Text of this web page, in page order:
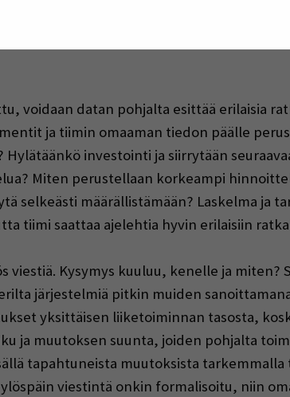
voidaan datan pohjalta esittää erilaisia
ja tiimin omaaman tiedon päälle
investointi ja siirrytään
Miten perustellaan korkeampi
selkeästi määrällistämään? Laskelma ja
tiimi saattaa ajelehtia hyvin erilaisiin
viestiä. Kysymys kuuluu, kenelle ja miten?
järjestelmiä pitkin muiden
yksittäisen liiketoiminnan tasosta,
ja muutoksen suunta, joiden pohjalta
tapahtuneista muutoksista tarkemmalla
viestintä onkin formalisoitu, niin